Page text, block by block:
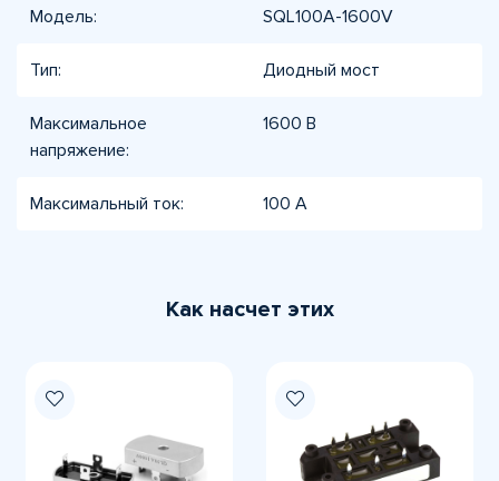
Модель: SQL100A-1600V
Тип: Диодный мост
Максимальное
напряжение:
1600 В
Максимальный ток: 100 А
Как насчет этих